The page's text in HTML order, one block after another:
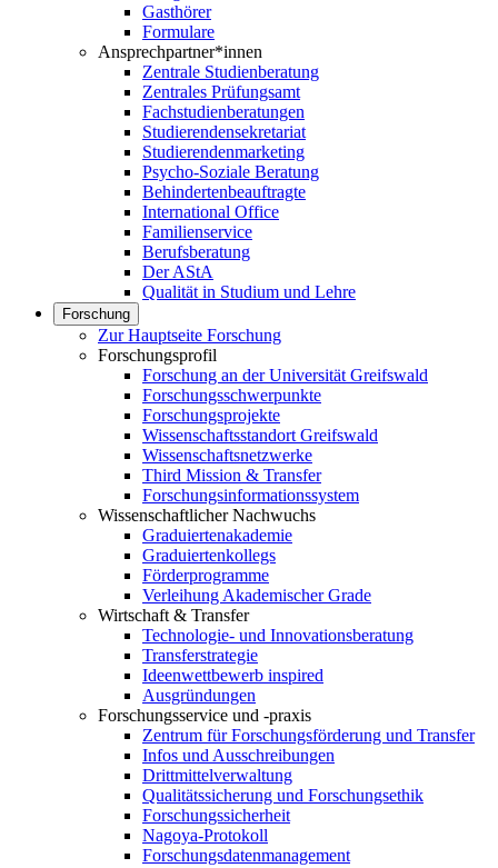
Gasthörer
Formulare
Ansprechpartner*innen
Zentrale Studienberatung
Zentrales Prüfungsamt
Fachstudienberatungen
Studierendensekretariat
Studierendenmarketing
Psycho-Soziale Beratung
Behindertenbeauftragte
International Office
Familienservice
Berufsberatung
Der AStA
Qualität in Studium und Lehre
Forschung
Zur Hauptseite Forschung
Forschungsprofil
Forschung an der Universität Greifswald
Forschungsschwerpunkte
Forschungsprojekte
Wissenschaftsstandort Greifswald
Wissenschaftsnetzwerke
Third Mission & Transfer
Forschungsinformationssystem
Wissenschaftlicher Nachwuchs
Graduiertenakademie
Graduiertenkollegs
Förderprogramme
Verleihung Akademischer Grade
Wirtschaft & Transfer
Technologie- und Innovationsberatung
Transferstrategie
Ideenwettbewerb inspired
Ausgründungen
Forschungsservice und -praxis
Zentrum für Forschungsförderung und Transfer
Infos und Ausschreibungen
Drittmittelverwaltung
Qualitätssicherung und Forschungsethik
Forschungssicherheit
Nagoya-Protokoll
Forschungsdatenmanagement